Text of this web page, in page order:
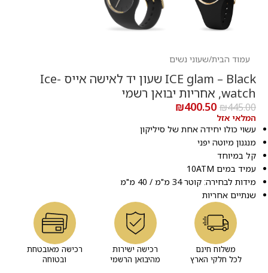
עמוד הבית/שעוני נשים
ICE glam – Black שעון יד לאישה אייס Ice-
watch, אחריות יבואן רשמי
₪445.00
₪400.50
המלאי אזל
עשוי כולו יחידה אחת של סיליקון
מנגנון מיוטה יפני
קל במיוחד
עמיד במים 10ATM
מידות לבחירה: קוטר 34 מ"מ / 40 מ"מ
שנתיים אחריות
משלוח חינם
לכל חלקי הארץ
רכישה ישירות
מהיבואן הרשמי
רכישה מאובטחת
ובטוחה